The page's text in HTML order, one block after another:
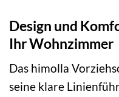
Design und
Ihr Wohnzimmer
Das himolla
seine klare